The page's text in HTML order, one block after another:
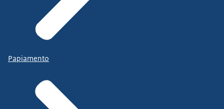
Papiamento